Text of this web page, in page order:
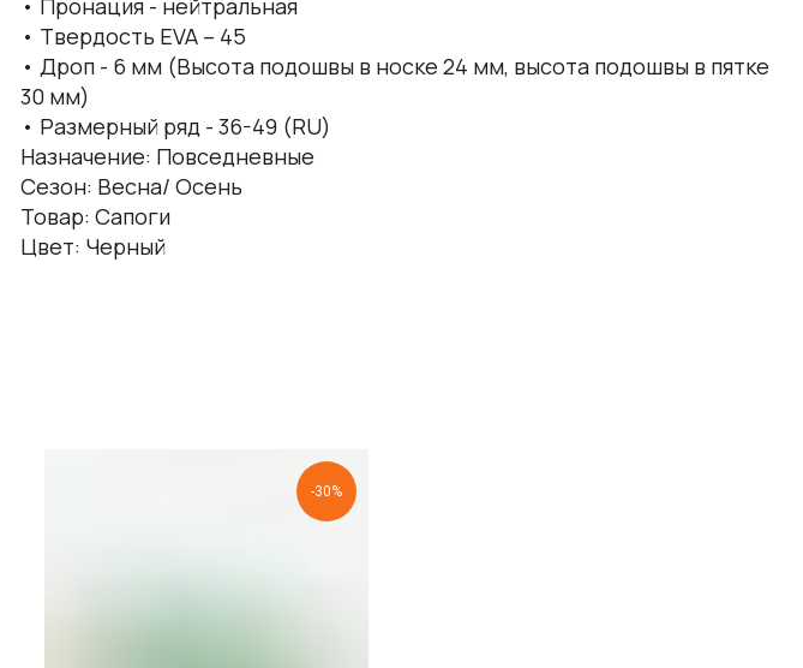
• Пронация - нейтральная
• Твердость EVA – 45
• Дроп - 6 мм (Высота подошвы в носке 24 мм, высота подошвы в пятке
30 мм)
• Размерный ряд - 36-49 (RU)
Назначение: Повседневные
Сезон: Весна/ Осень
Товар: Сапоги
Цвет: Черный
-30%